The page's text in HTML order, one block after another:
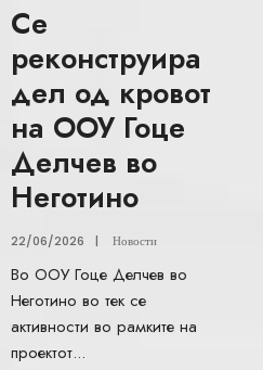
Се
реконструира
дел од кровот
на ООУ Гоце
Делчев во
Неготино
22/06/2026 | Новости
Во ООУ Гоце Делчев во
Неготино во тек се
активности во рамките на
проектот...